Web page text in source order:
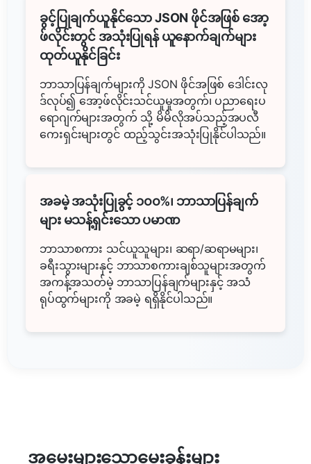
ခွင့်ပြုချက်ယူနိုင်သော JSON ဖိုင်အဖြစ် အော့
ဖ်လိုင်းတွင် အသုံးပြုရန် ယူနောက်ချက်များ
ထုတ်ယူနိုင်ခြင်း
ဘာသာပြန်ချက်များကို JSON ဖိုင်အဖြစ် ဒေါင်းလု
ဒ်လုပ်၍ အော့ဖ်လိုင်းသင်ယူမှုအတွက်၊ ပညာရေးပ
ရောဂျက်များအတွက် သို့ မိမိလိုအပ်သည့်အပလီ
ကေးရှင်းများတွင် ထည့်သွင်းအသုံးပြုနိုင်ပါသည်။
အခမဲ့ အသုံးပြုခွင့် ၁၀၀%၊ ဘာသာပြန်ချက်
များ မသန့်ရှင်းသော ပမာဏ
ဘာသာစကား သင်ယူသူများ၊ ဆရာ/ဆရာမများ၊
ခရီးသွားများနှင့် ဘာသာစကားချစ်သူများအတွက်
အကန့်အသတ်မဲ့ ဘာသာပြန်ချက်များနှင့် အသံ
ရုပ်ထွက်များကို အခမဲ့ ရရှိနိုင်ပါသည်။
အမေးများသောမေးခွန်းများ